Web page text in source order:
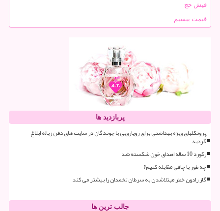
فیش حج
قیمت بیسیم
پربازدید ها
پروتکلهای ویژه بهداشتی برای رویارویی با جوندگان در سایت های دفن زباله ابلاغ
گردید
رکورد 10 ساله اهدای خون شکسته شد
چه طور با چاقی مقابله کنیم؟
گاز رادون خطر مبتلاشدن به سرطان تخمدان را بیشتر می کند
جالب ترین ها